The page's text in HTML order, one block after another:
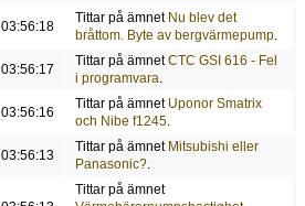
03:56:18
Tittar på ämnet Nu blev det
bråttom. Byte av bergvärmepump.
03:56:17
Tittar på ämnetCTC GSI 616 - Fel
i programvara.
03:56:16
Tittar på ämnet Uponor Smatrix
och Nibe f1245.
03:56:13
Tittar på ämnet Mitsubishi eller
Panasonic?.
Tittar på ämnet